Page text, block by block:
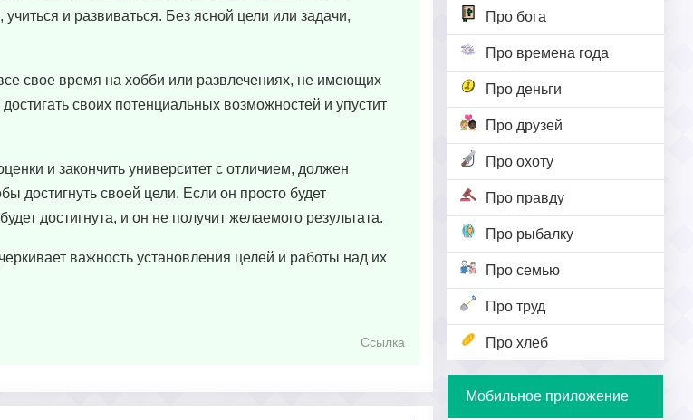
Про бога
Про времена года
Про деньги
Про друзей
Про охоту
Про правду
Про рыбалку
Про семью
Про труд
Про хлеб
Мобильное приложение
и развиваться. Без ясной цели или задачи,
свое время на хобби или развлечениях, не имеющих
своих потенциальных возможностей и упустит
и закончить университет с отличием, должен
достигнуть своей цели. Если он просто будет
достигнута, и он не получит желаемого результата.
важность установления целей и работы над их
Ссылка